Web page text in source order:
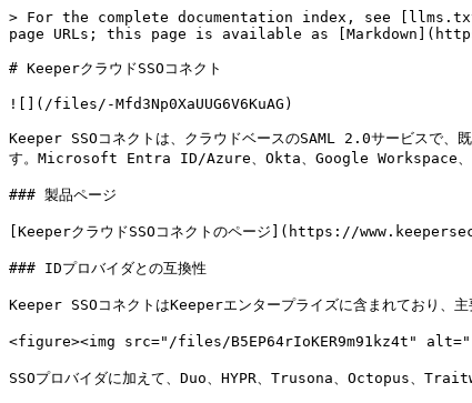
> For the complete documentation index, see
page URLs; this page is available as
# KeeperクラウドSSOコネクト
![](/files/-Mfd3Np0XaUUG6V6KuAG)
Keeper SSOコネクトは、クラウドベースのSAML 2.0サービスで、
す。Microsoft Entra ID/Azure、Okta、Google Workspace、
### 製品ページ
[KeeperクラウドSSOコネクトのページ](https://
### IDプロバイダとの互換性
Keeper SSOコネクトはKeeperエンタープライズに含まれており、主
<figure><img src="/files/B5EP64rIoKER9m91kz4t"
SSOプロバイダに加えて、Duo、HYPR、Trusona、Octopus、